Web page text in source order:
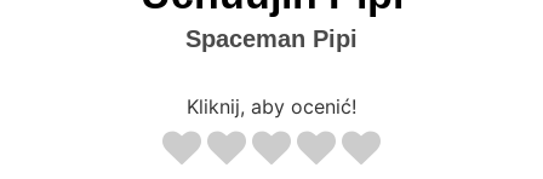
Spaceman Pipi
Kliknij, aby ocenić!